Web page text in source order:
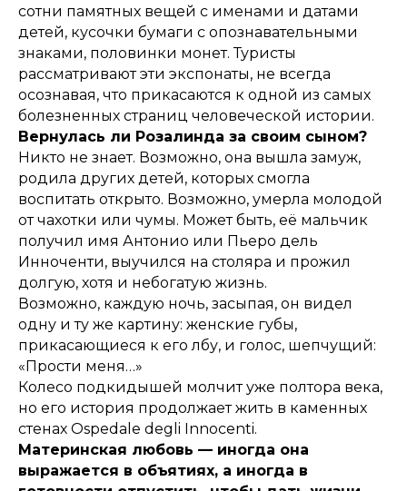
сотни памятных вещей с именами и датами
детей, кусочки бумаги с опознавательными
знаками, половинки монет. Туристы
рассматривают эти экспонаты, не всегда
осознавая, что прикасаются к одной из самых
болезненных страниц человеческой истории.
Вернулась ли Розалинда за своим сыном?
Никто не знает. Возможно, она вышла замуж,
родила других детей, которых смогла
воспитать открыто. Возможно, умерла молодой
от чахотки или чумы. Может быть, её мальчик
получил имя Антонио или Пьеро дель
Инноченти, выучился на столяра и прожил
долгую, хотя и небогатую жизнь.
Возможно, каждую ночь, засыпая, он видел
одну и ту же картину: женские губы,
прикасающиеся к его лбу, и голос, шепчущий:
«Прости меня…»
Колесо подкидышей молчит уже полтора века,
но его история продолжает жить в каменных
стенах Ospedale degli Innocenti.
Материнская любовь — иногда она
выражается в объятиях, а иногда в